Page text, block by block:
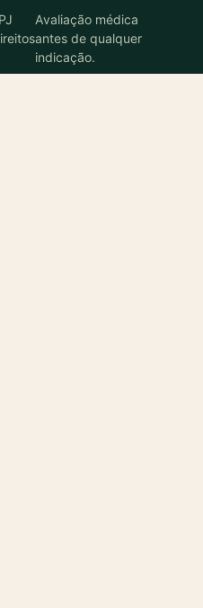
Avaliação médica
antes de qualquer
indicação.